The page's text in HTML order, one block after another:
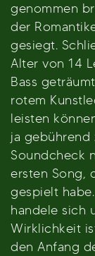
genommen
der
gesiegt.
Alter von 14
Bass
rotem
leisten
ja gebührend
Soundcheck
ersten Song,
gespielt
handele sich
Wirklichkeit
den Anfang